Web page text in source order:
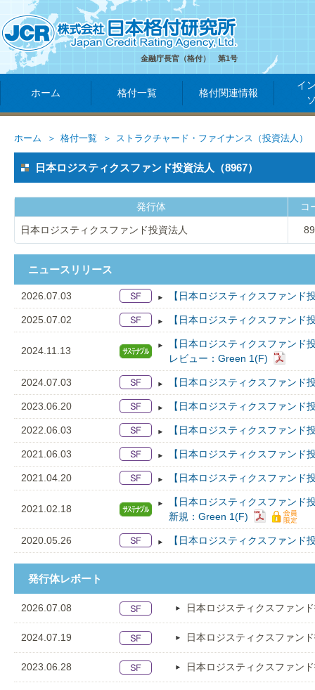
金融庁長官（格付） 第1号
ホーム 格付一覧 格付関連情報
イ
ホーム 格付一覧 ストラクチャード・ファイナンス（投資法人）
日本ロジスティクスファンド投資法人（8967）
発行体 コ
日本ロジスティクスファンド投資法人
ニュースリリース
2026.07.03 【日本ロジスティクスファンド
2025.07.02 【日本ロジスティクスファンド
2024.11.13
【日本ロジスティクスファン
レビュー：Green 1(F)
2024.07.03 【日本ロジスティクスファンド
2023.06.20 【日本ロジスティクスファンド
2022.06.03 【日本ロジスティクスファンド
2021.06.03 【日本ロジスティクスファンド
2021.04.20 【日本ロジスティクスファンド
2021.02.18
【日本ロジスティクスファン
新規：Green 1(F)
2020.05.26 【日本ロジスティクスファンド
発行体レポート
2026.07.08 日本ロジスティクスファン
2024.07.19 日本ロジスティクスファン
2023.06.28 日本ロジスティクスファン